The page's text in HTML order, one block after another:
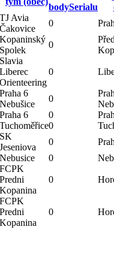
bodySerialu
TJ Avia
Čakovice
0
Kopaninský
Spolek
0
Slavia
Liberec
Orienteering
0
Praha 6
Nebušice
0
Praha 6 0
Tuchoměřice0
SK
Jeseniova
0
Nebusice 0
FCPK
Predni
Kopanina
0
FCPK
Predni
Kopanina
0